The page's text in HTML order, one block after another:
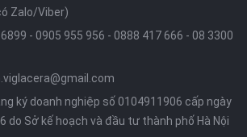
Zalo/Viber)
- 0905 955 956 - 0888 417 666 - 08 3300
ký doanh nghiệp số 0104911906 cấp ngày
do Sở kế hoạch và đầu tư thành phố Hà Nội